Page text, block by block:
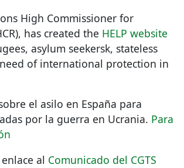
High Commissioner for
), has created the HELP website
asylum seekersk, stateless
of international protection in
el asilo en España para
por la guerra en Ucrania. Para
al Comunicado del CGTS